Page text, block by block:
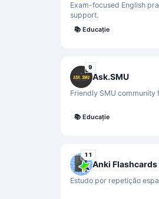
Exam-focused English
support.
📚 Educație
9
Ask.SMU
Friendly SMU
📚 Educație
11
Anki Flashcards
Estudo por repetição